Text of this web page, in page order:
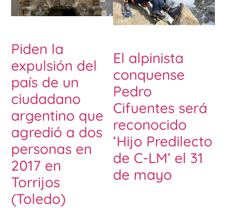
Piden la
expulsión del
país de un
ciudadano
argentino que
agredió a dos
personas en
2017 en
Torrijos
(Toledo)
El alpinista
conquense
Pedro
Cifuentes será
reconocido
‘Hijo Predilecto
de C-LM’ el 31
de mayo